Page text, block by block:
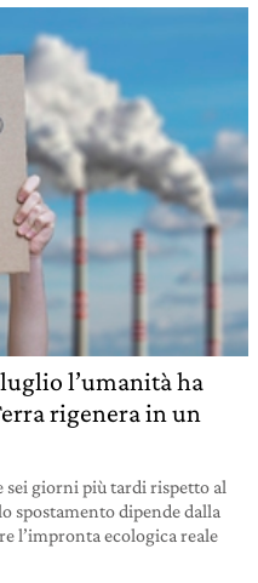
l’umanità ha
rigenera in un
giorni più tardi rispetto al
spostamento dipende dalla
l’impronta ecologica reale